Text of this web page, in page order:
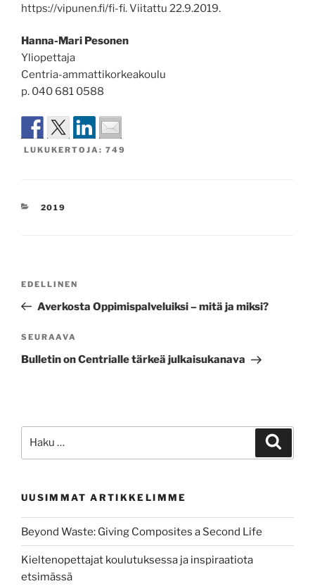
https://vipunen.fi/fi-fi. Viitattu 22.9.2019.
Hanna-Mari Pesonen
Yliopettaja
Centria-ammattikorkeakoulu
p. 040 681 0588
LUKUKERTOJA: 749
KATEGORIAT
2019
Edellinen
artikkeli
EDELLINEN
Averkosta Oppimispalveluiksi – mitä ja miksi?
Seuraava
artikkeli
SEURAAVA
Bulletin on Centrialle tärkeä julkaisukanava
UUSIMMAT ARTIKKELIMME
Beyond Waste: Giving Composites a Second Life
Kieltenopettajat koulutuksessa ja inspiraatiota
etsimässä